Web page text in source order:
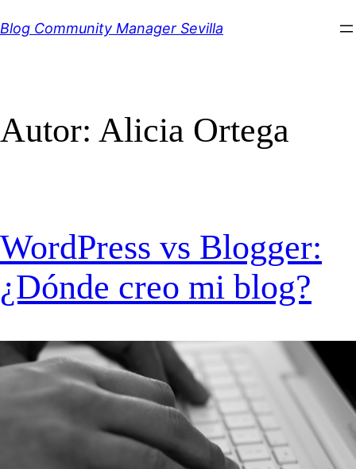
al
Blog Community Manager Sevilla
Autor: Alicia Ortega
WordPress vs Blogger:
¿Dónde creo mi blog?